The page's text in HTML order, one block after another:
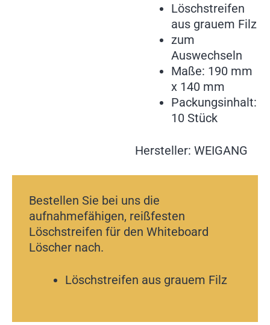
Löschstreifen
aus grauem Filz
zum
Auswechseln
Maße: 190 mm
x 140 mm
Packungsinhalt:
10 Stück
Hersteller: WEIGANG
Bestellen Sie bei uns die
aufnahmefähigen, reißfesten
Löschstreifen für den Whiteboard
Löscher nach.
Löschstreifen aus grauem Filz